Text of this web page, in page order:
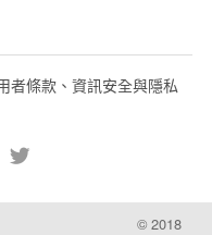
者條款、資訊安全與隱私
© 2018